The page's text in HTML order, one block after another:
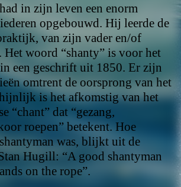
in zijn leven een enorm
opgebouwd. Hij leerde de
van zijn vader en/of
Het woord “shanty” is voor het
een geschrift uit 1850. Er zijn
omtrent de oorsprong van het
is het afkomstig van het
“chant” dat “gezang,
roepen” betekent. Hoe
was, blijkt uit de
Hugill: “A good shantyman
on the rope”.